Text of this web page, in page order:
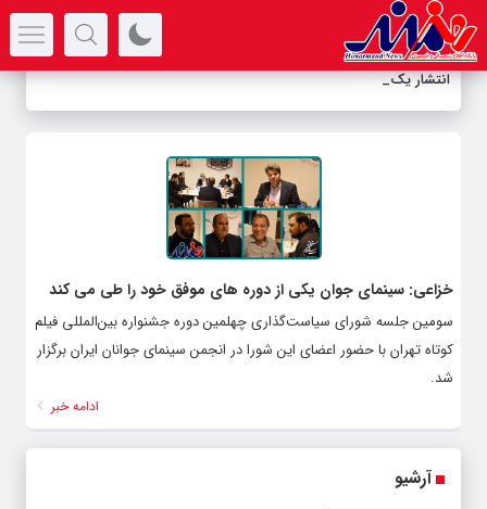
انتشار یک-
خزاعی: سینمای جوان یکی از دوره های موفق خود را طی می کند
سومین جلسه شورای سیاست‌گذاری چهلمین دوره جشنواره بین‌المللی فیلم
کوتاه تهران با حضور اعضای این شورا در انجمن سینمای جوانان ایران برگزار
شد.
ادامه خبر
آرشیو